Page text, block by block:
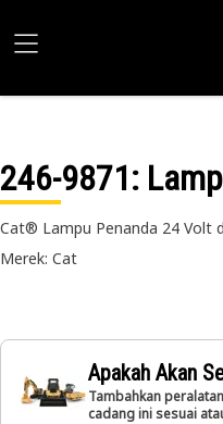
246-9871:
Cat® Lampu Penanda 24 Volt
Merek: Cat
Apakah Akan
Tambahkan
cadang ini sesuai